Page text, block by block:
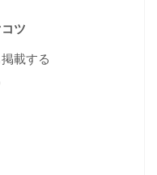
ツ
載する